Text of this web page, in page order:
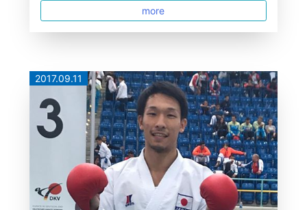
more
2017.09.11